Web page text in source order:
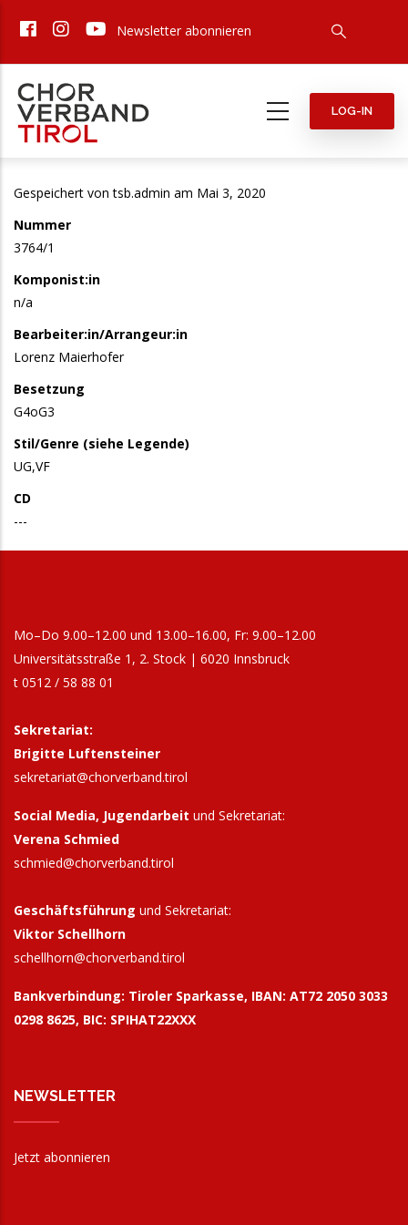
zum
Newsletter abonnieren
LOG-IN
Gespeichert vontsb.admin am Mai 3, 2020
Nummer
3764/1
Komponist:in
n/a
Bearbeiter:in/Arrangeur:in
Lorenz Maierhofer
Besetzung
G4oG3
Stil/Genre (siehe Legende)
UG,VF
CD
---
Mo–Do 9.00–12.00 und 13.00–16.00, Fr: 9.00–12.00
Universitätsstraße 1, 2. Stock | 6020 Innsbruck
t 0512 / 58 88 01
Sekretariat:
Brigitte Luftensteiner
sekretariat@chorverband.tirol
Social Media, Jugendarbeit und Sekretariat:
Verena Schmied
schmied@chorverband.tirol
Geschäftsführung und Sekretariat:
Viktor Schellhorn
schellhorn@chorverband.tirol
Bankverbindung: Tiroler Sparkasse, IBAN: AT72 2050 3033
0298 8625, BIC: SPIHAT22XXX
NEWSLETTER
Jetzt abonnieren